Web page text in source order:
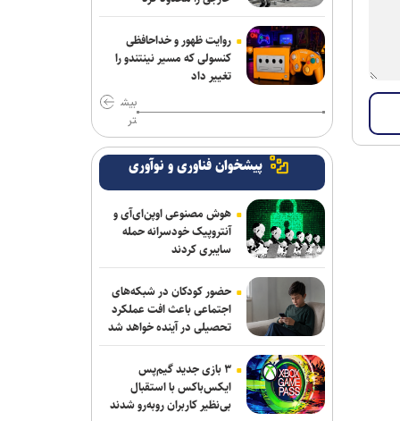
وزارت خارجه یمن: تشدید تنش از سوی
عربستان با واکنشی فراگیر روبه‌رو می‌شود
برگزار می‌شود
رسانه عبری: از آغاز جنگ غزه دست‌کم ۹
هزار نظامی صهیونیست زخمی شده‌اند
ترامپ با تهدید افشاگران، بحران مهمات
آمریکا را انکار کرد
بیانیۀ خانواده شهید لاریجانی دربارۀ
گمانه‌زنی‌های رسانه‌ای
هلاکت اعضای یک تیم تروریستی در
سیستان‌وبلوچستان
آتلانتیک: دستاوردهای انتخاباتی ترامپ در
حال از بین رفتن است
روایت ظهور و خداحافظی
کنسولی که مسیر نینتندو را
تغییر داد
بیش
تر
پیشخوان فناوری و نوآوری
هوش مصنوعی اوپن‌ای‌آی و
آنتروپیک خودسرانه حمله
سایبری کردند
حضور کودکان در شبکه‌های
اجتماعی باعث افت عملکرد
تحصیلی در آینده خواهد شد
۳ بازی جدید گیم‌پس
ایکس‌باکس با استقبال
بی‌نظیر کاربران روبه‌رو شدند